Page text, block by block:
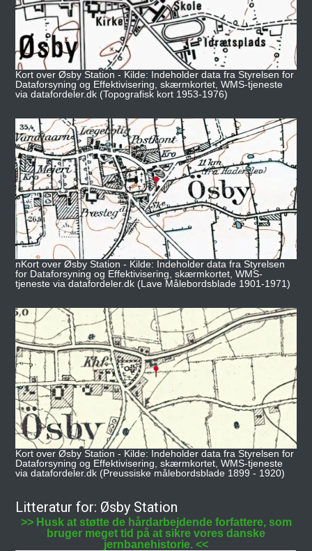
Kort over Øsby Station - Kilde: Indeholder data fra Styrelsen for
Dataforsyning og Effektivisering, skærmkortet, WMS-tjeneste
via datafordeler.dk (Topografisk kort 1953-1976)
nKort over Øsby Station - Kilde: Indeholder data fra Styrelsen
for Dataforsyning og Effektivisering, skærmkortet, WMS-
tjeneste via datafordeler.dk (Lave Målebordsblade 1901-1971)
Kort over Øsby Station - Kilde: Indeholder data fra Styrelsen for
Dataforsyning og Effektivisering, skærmkortet, WMS-tjeneste
via datafordeler.dk (Preussiske målebordsblade 1899 - 1920)
Litteratur for: Øsby Station
>> Husk at støtte de hårdarbejdende forfattere, som
bruger meget tid på at sikre vores danske
jernbanehistorie. <<